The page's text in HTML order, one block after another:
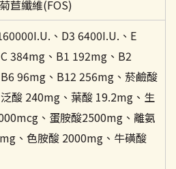
苣纖維(FOS)
、D3 6400I.U.、E
384mg、B1 192mg、B2
96mg、B12 256mg、菸鹼酸
酸 240mg、葉酸 19.2mg、生
、蛋胺酸2500mg、離氨
、色胺酸 2000mg、牛磺酸